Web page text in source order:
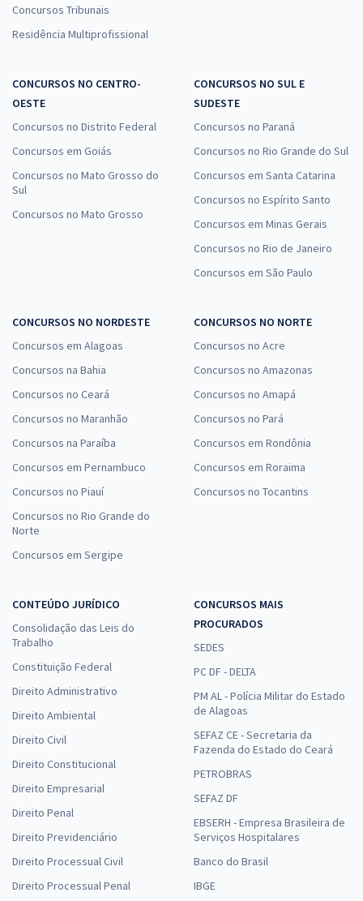
Concursos Tribunais
Residência Multiprofissional
CONCURSOS NO CENTRO-
OESTE
Concursos no Distrito Federal
Concursos em Goiás
Concursos no Mato Grosso do
Sul
Concursos no Mato Grosso
CONCURSOS NO SUL E
SUDESTE
Concursos no Paraná
Concursos no Rio Grande do Sul
Concursos em Santa Catarina
Concursos no Espírito Santo
Concursos em Minas Gerais
Concursos no Rio de Janeiro
Concursos em São Paulo
CONCURSOS NO NORDESTE
Concursos em Alagoas
Concursos na Bahia
Concursos no Ceará
Concursos no Maranhão
Concursos na Paraíba
Concursos em Pernambuco
Concursos no Piauí
Concursos no Rio Grande do
Norte
Concursos em Sergipe
CONCURSOS NO NORTE
Concursos no Acre
Concursos no Amazonas
Concursos no Amapá
Concursos no Pará
Concursos em Rondônia
Concursos em Roraima
Concursos no Tocantins
CONTEÚDO JURÍDICO
Consolidação das Leis do
Trabalho
Constituição Federal
Direito Administrativo
Direito Ambiental
Direito Civil
Direito Constitucional
Direito Empresarial
Direito Penal
Direito Previdenciário
Direito Processual Civil
Direito Processual Penal
CONCURSOS MAIS
PROCURADOS
SEDES
PC DF - DELTA
PM AL - Polícia Militar do Estado
de Alagoas
SEFAZ CE - Secretaria da
Fazenda do Estado do Ceará
PETROBRAS
SEFAZ DF
EBSERH - Empresa Brasileira de
Serviços Hospitalares
Banco do Brasil
IBGE